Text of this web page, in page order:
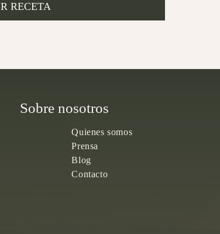
RECETA
Sobre nosotros
Quienes somos
Prensa
Blog
Contacto